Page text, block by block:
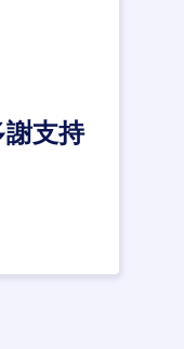
支持